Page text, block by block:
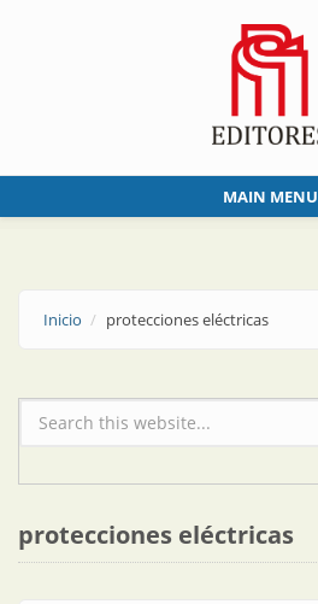
MAIN MENU
Inicio protecciones eléctricas
Formulario de búsqueda
protecciones eléctricas